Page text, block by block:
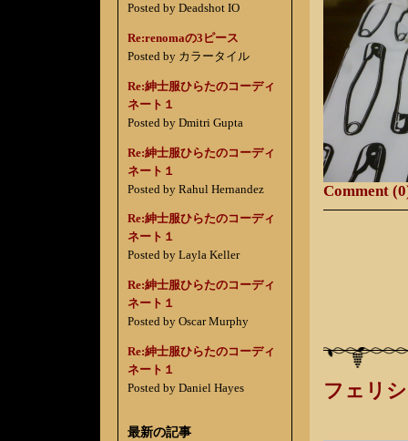
Posted by Deadshot IO
Re:renomaの3ピース
Posted by カラータイル
Re:紳士服ひらたのコーディ
ネート１
Posted by Dmitri Gupta
Re:紳士服ひらたのコーディ
ネート１
Posted by Rahul Hernandez
Re:紳士服ひらたのコーディ
ネート１
Posted by Layla Keller
Re:紳士服ひらたのコーディ
ネート１
Posted by Oscar Murphy
Re:紳士服ひらたのコーディ
ネート１
Posted by Daniel Hayes
最新の記事
Comment
フェリ